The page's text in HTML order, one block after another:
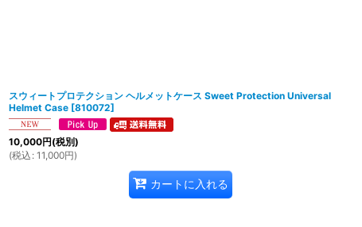
スウィートプロテクション ヘルメットケース Sweet Protection Universal
Helmet Case [810072]
10,000円(税別)
(税込 : 11,000円)
カートに入れる